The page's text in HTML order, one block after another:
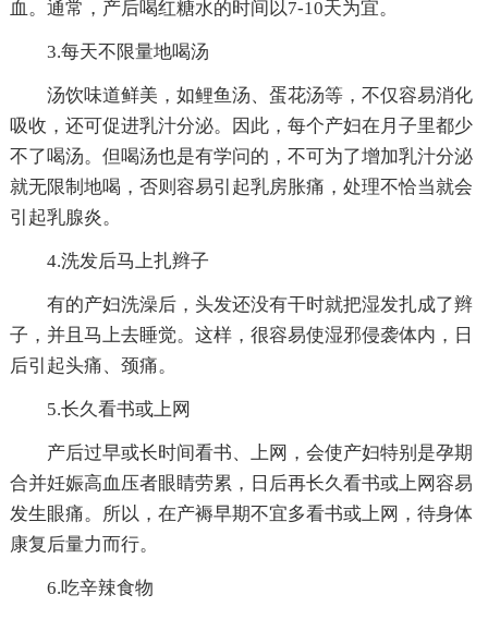
血。通常，产后喝红糖水的时间以7-10天为宜。
3.每天不限量地喝汤
汤饮味道鲜美，如鲤鱼汤、蛋花汤等，不仅容易消化
吸收，还可促进乳汁分泌。因此，每个产妇在月子里都少
不了喝汤。但喝汤也是有学问的，不可为了增加乳汁分泌
就无限制地喝，否则容易引起乳房胀痛，处理不恰当就会
引起乳腺炎。
4.洗发后马上扎辫子
有的产妇洗澡后，头发还没有干时就把湿发扎成了辫
子，并且马上去睡觉。这样，很容易使湿邪侵袭体内，日
后引起头痛、颈痛。
5.长久看书或上网
产后过早或长时间看书、上网，会使产妇特别是孕期
合并妊娠高血压者眼睛劳累，日后再长久看书或上网容易
发生眼痛。所以，在产褥早期不宜多看书或上网，待身体
康复后量力而行。
6.吃辛辣食物